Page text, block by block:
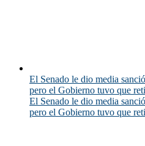
El Senado le dio media
pero el Gobierno tuvo que
El Senado le dio media
pero el Gobierno tuvo que